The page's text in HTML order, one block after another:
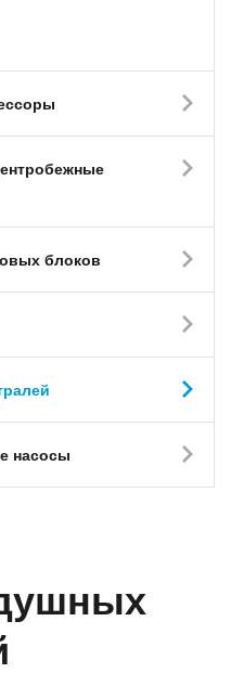
блоков
насосы